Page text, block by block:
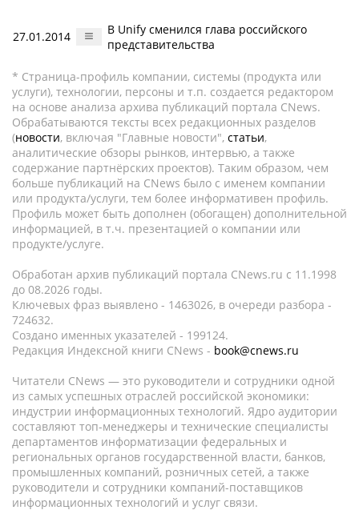
27.01.2014
В Unify сменился глава российского
представительства
* Страница-профиль компании, системы (продукта или
услуги), технологии, персоны и т.п. создается редактором
на основе анализа архива публикаций портала CNews.
Обрабатываются тексты всех редакционных разделов
(новости, включая "Главные новости", статьи,
аналитические обзоры рынков, интервью, а также
содержание партнёрских проектов). Таким образом, чем
больше публикаций на CNews было с именем компании
или продукта/услуги, тем более информативен профиль.
Профиль может быть дополнен (обогащен) дополнительной
информацией, в т.ч. презентацией о компании или
продукте/услуге.
Обработан архив публикаций портала CNews.ru c 11.1998
до 08.2026 годы.
Ключевых фраз выявлено - 1463026, в очереди разбора -
724632.
Создано именных указателей - 199124.
Редакция Индексной книги CNews - book@cnews.ru
Читатели CNews — это руководители и сотрудники одной
из самых успешных отраслей российской экономики:
индустрии информационных технологий. Ядро аудитории
составляют топ-менеджеры и технические специалисты
департаментов информатизации федеральных и
региональных органов государственной власти, банков,
промышленных компаний, розничных сетей, а также
руководители и сотрудники компаний-поставщиков
информационных технологий и услуг связи.